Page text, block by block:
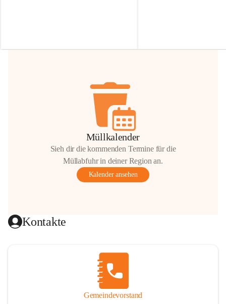
Hilfsbereitschaft!
Müllkalender
Sieh dir die kommenden Termine für die
Müllabfuhr in deiner Region an.
Kalender ansehen
Kontakte
Gemeindevorstand